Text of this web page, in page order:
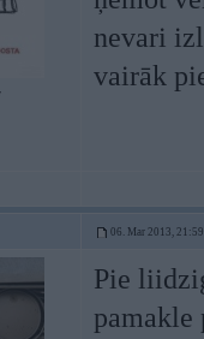
nevari
vairāk
06. Mar 2013, 21:59
Pie
pamakle